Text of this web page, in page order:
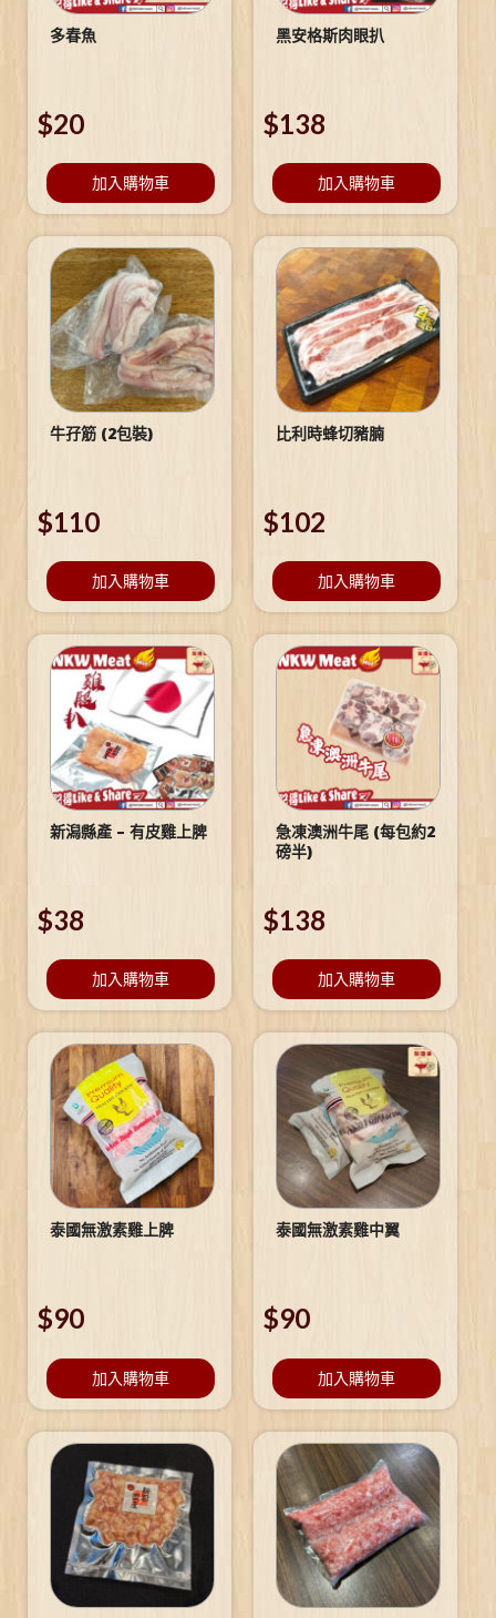
多春魚
$20
加入購物車
黑安格斯肉眼扒
$138
加入購物車
牛孖筋 (2包裝)
$110
加入購物車
比利時蜂切豬腩
$102
加入購物車
新潟縣產 – 有皮雞上脾
$38
加入購物車
急凍澳洲牛尾 (每包約2
磅半)
$138
加入購物車
泰國無激素雞上脾
$90
加入購物車
泰國無激素雞中翼
$90
加入購物車